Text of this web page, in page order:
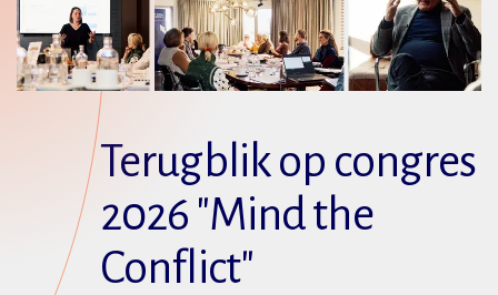
Terugblik op congres
2026 "Mind the
Conflict"